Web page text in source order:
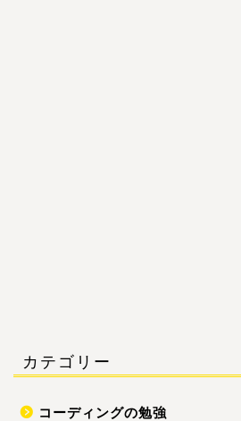
カテゴリー
コーディングの勉強